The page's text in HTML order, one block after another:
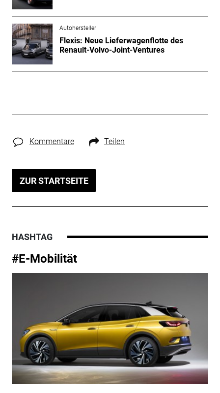
Autohersteller
Flexis: Neue Lieferwagenflotte des
Renault-Volvo-Joint-Ventures
Kommentare Teilen
ZUR STARTSEITE
HASHTAG
#E-Mobilität